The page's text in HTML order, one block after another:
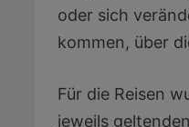
oder sich
kommen, über
Für die Reisen
jeweils